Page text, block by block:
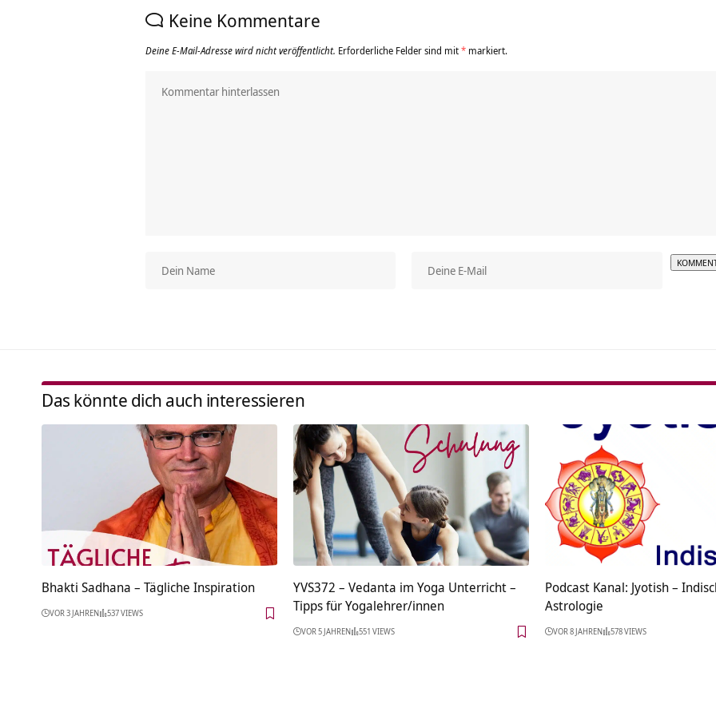
Keine Kommentare
Deine E-Mail-Adresse wird nicht veröffentlicht. Erforderliche Felder sind mit* markiert.
Das könnte dich auch interessieren
Bhakti Sadhana – Tägliche Inspiration
VOR 3 JAHREN 537 VIEWS
YVS372 – Vedanta im Yoga Unterricht –
Tipps für Yogalehrer/innen
VOR 5 JAHREN 551 VIEWS
Podcast Kanal: Jyotish –
Astrologie
VOR 8 JAHREN 578 VIEWS